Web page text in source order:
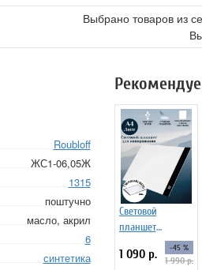
Выбрано товаров из
Roubloff
ЖС1-06,05Ж
1315
поштучно
масло, акрил
6
синтетика
Световой
планшет
ArtPinOk А4
"Лайт"
1 090 р. -45 %
1 990 р.